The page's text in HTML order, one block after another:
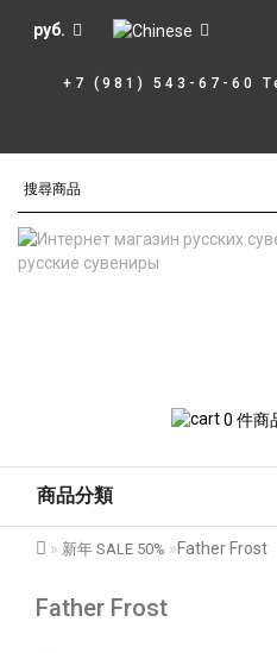
руб.
+7 (981) 543-67-60
0 件商
商品分類
新年 SALE 50% Father Frost
Father Frost